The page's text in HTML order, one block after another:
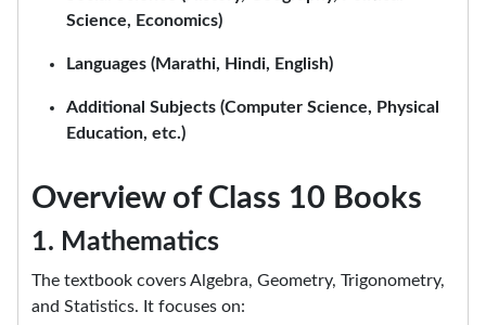
Science, Economics)
Languages (Marathi, Hindi, English)
Additional Subjects (Computer Science, Physical
Education, etc.)
Overview of Class 10 Books
1. Mathematics
The textbook covers Algebra, Geometry, Trigonometry,
and Statistics. It focuses on: